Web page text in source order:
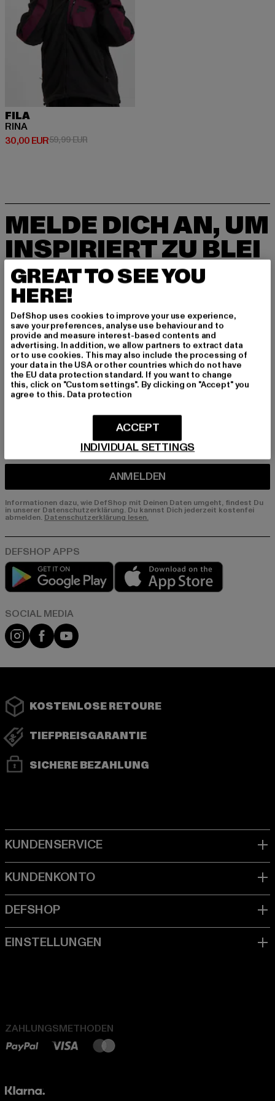
FILA
RINA
30,00 EUR
Derzeitiger Preis: 30,00 EUR
59,99 EURAktionspreis: 59,99 EUR
MELDE DICH AN, UM
INSPIRIERT ZU BLEI
BEN!
Melde dich hier für unseren Newsletter an und
erhalte künftig Informationen über aktuelle Tre
nds, Angebote und Gutscheine von DefShop p
er E-Mail!
An welchen Produkten bist du interessiert?
MÄNNER
ANMELDEN
Informationen dazu, wie DefShop mit Deinen Daten umgeht, findest Du
in unserer Datenschutzerklärung. Du kannst Dich jederzeit kostenfei
abmelden. Datenschutzerklärung lesen.
Play market
Instagram
FacebookYouTube
KOSTENLOSE RETOURE
TIEFPREISGARANTIE
SICHERE BEZAHLUNG
ZAHLUNGSMETHODEN
GREAT TO SEE YOU
HERE!
DefShop uses cookies to improve your use experience,
save your preferences, analyse use behaviour and to
provide and measure interest-based contents and
advertising. In addition, we allow partners to extract data
or to use cookies. This may also include the processing of
your data in the USA or other countries which do not have
the EU data protection standard. If you want to change
this, click on "Custom settings". By clicking on "Accept" you
agree to this. Data protection
INDIVIDUAL SETTINGS
ACCEPT